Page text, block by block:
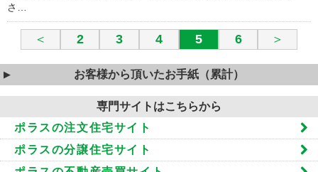
さ…
＜ 2 3 4 5 6 ＞
お客様から頂いたお手紙（累計）
専門サイトはこちらから
ポラスの注文住宅サイト
ポラスの分譲住宅サイト